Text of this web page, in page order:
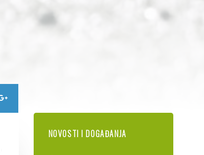
NOVOSTI I DOGAĐANJA